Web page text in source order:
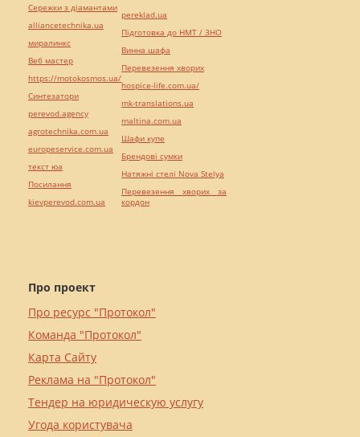
Про проект
Про ресурс "Протокол"
Команда "Протокол"
Карта Сайту
Реклама на "Протокол"
Тендер на юридическую услугу
Угода користувача
Сережки з діамантами
alliancetechnika.ua
миралинкс
Веб мастер
https://motokosmos.ua/
Синтезатори
perevod.agency
agrotechnika.com.ua
europeservice.com.ua
текст юа
Посилання
kievperevod.com.ua
pereklad.ua
Підготовка до НМТ / ЗНО
Винна шафа
Перевезення хворих
hospice-life.com.ua/
mk-translations.ua
maltina.com.ua
Шафи купе
Брендові сумки
Натяжні стелі Nova Stelya
Перевезення хворих за
кордон